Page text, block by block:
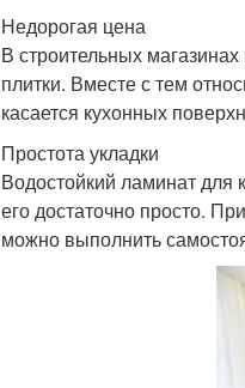
Недорогая цена
В строительных
плитки. Вместе с тем
касается кухонных
Простота укладки
Водостойкий ламинат для
его достаточно просто.
можно выполнить